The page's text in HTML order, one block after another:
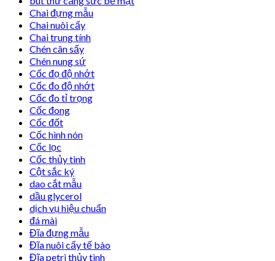
Chai đựng mẫu
Chai nuôi cấy
Chai trung tính
Chén cân sấy
Chén nung sứ
Cốc đọ độ nhớt
Cốc đo độ nhớt
Cốc đo tỉ trọng
Cốc đong
Cốc đốt
Cốc hình nón
Cốc lọc
Cốc thủy tinh
Cột sắc ký
dao cắt mẫu
dầu glycerol
dịch vụ hiệu chuẩn
đá mài
Đĩa đựng mẫu
Đĩa nuôi cấy tế bào
Đĩa petri thủy tinh